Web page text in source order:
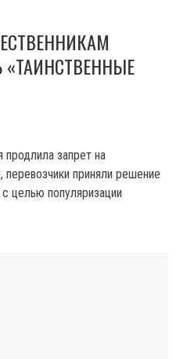
«ТАИНСТВЕННЫЕ
продлила запрет на
приняли решение
целью популяризации